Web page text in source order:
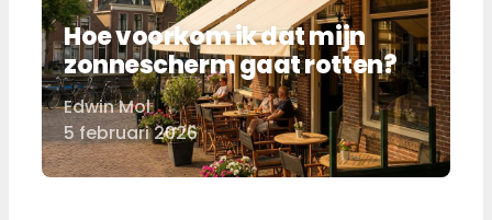
Hoe voorkom ik dat mijn
zonnescherm gaat rotten?
Door
Edwin Mol
5 februari 2026